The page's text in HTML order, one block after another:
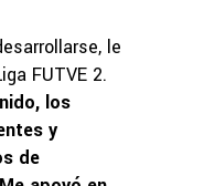
le
FUTVE 2.
los
y
de